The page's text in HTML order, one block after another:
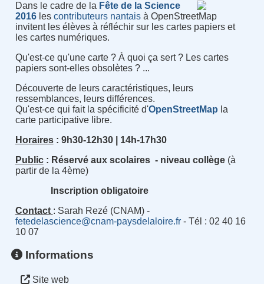
Dans le cadre de la Fête de la Science
2016les contributeurs nantaisà OpenStreetMap
invitent les élèves à réfléchir sur les cartes papiers et
les cartes numériques.
Qu'est-ce qu'une carte ? À quoi ça sert ? Les cartes
papiers sont-elles obsolètes ? ...
Découverte de leurs caractéristiques, leurs
ressemblances, leurs différences.
Qu'est-ce qui fait la spécificité d'OpenStreetMap la
carte participative libre.
Horaires: 9h30-12h30 | 14h-17h30
Public: Réservé aux scolaires - niveau collège(à
partir de la 4ème)
Inscription obligatoire
Contact : Sarah Rezé (CNAM) -
fetedelascience@cnam-paysdelaloire.fr- Tél : 02 40 16
10 07
Informations
Site web